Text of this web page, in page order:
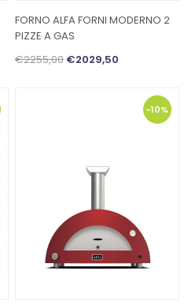
FORNO ALFA FORNI MODERNO 2
PIZZE A GAS
€2255,00€2029,50
-10%